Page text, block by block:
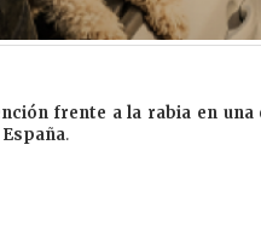
frente a la rabia en
.